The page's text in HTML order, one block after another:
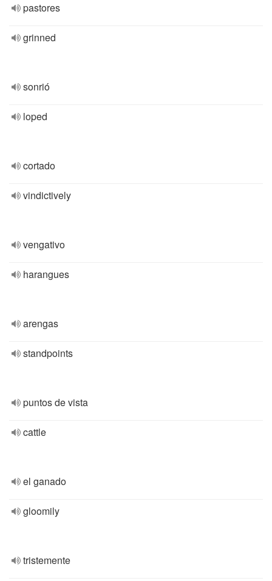
pastores
grinned
sonrió
loped
cortado
vindictively
vengativo
harangues
arengas
standpoints
puntos de vista
cattle
el ganado
gloomily
tristemente